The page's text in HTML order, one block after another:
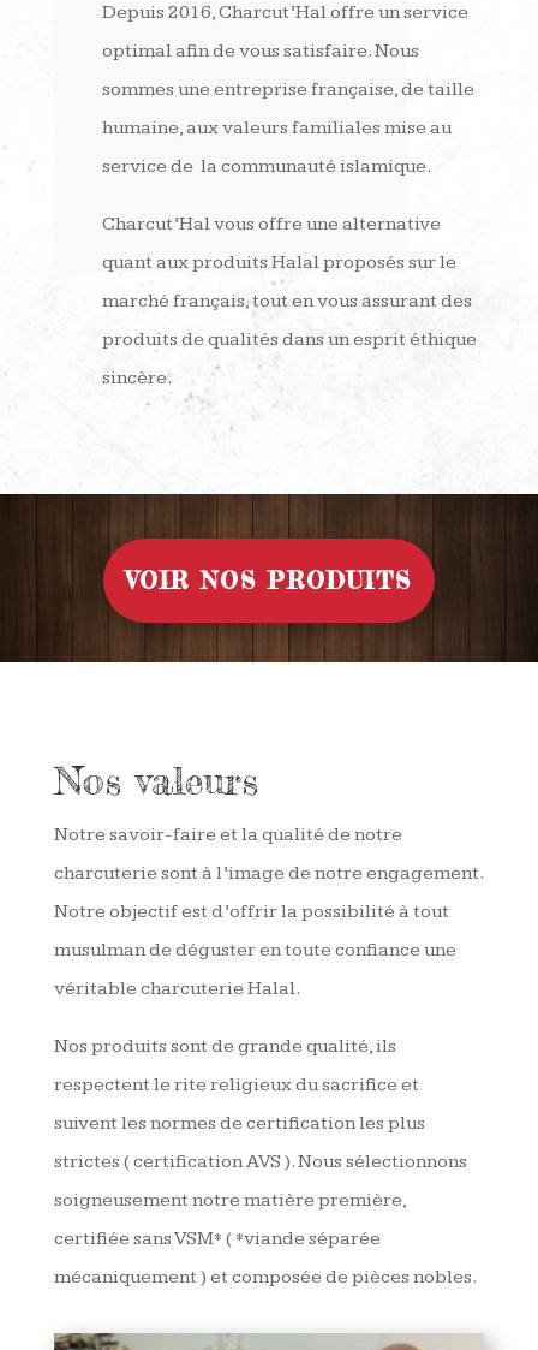
Depuis 2016, Charcut’Hal offre un service
optimal afin de vous satisfaire. Nous
sommes une entreprise française, de taille
humaine, aux valeurs familiales mise au
service de la communauté islamique.
Charcut’Hal vous offre une alternative
quant aux produits Halal proposés sur le
marché français, tout en vous assurant des
produits de qualités dans un esprit éthique
sincère.
VOIR NOS PRODUITS
Nos valeurs
Notre savoir-faire et la qualité de notre
charcuterie sont à l’image de notre engagement.
Notre objectif est d’offrir la possibilité à tout
musulman de déguster en toute confiance une
véritable charcuterie Halal.
Nos produits sont de grande qualité, ils
respectent le rite religieux du sacrifice et
suivent les normes de certification les plus
strictes ( certification AVS ). Nous sélectionnons
soigneusement notre matière première,
certifiée sans VSM* ( *viande séparée
mécaniquement ) et composée de pièces nobles.